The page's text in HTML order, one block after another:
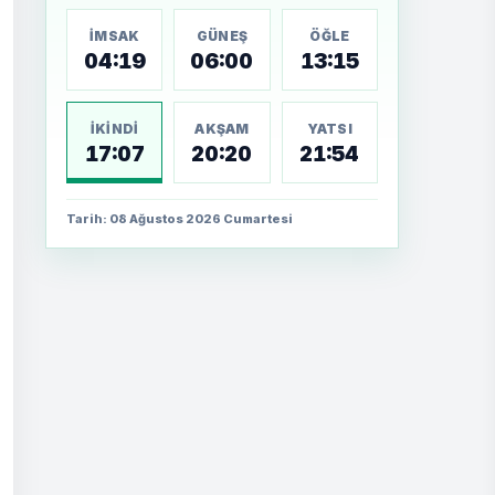
İMSAK
04:19
GÜNEŞ
06:00
ÖĞLE
13:15
İKINDI
17:07
AKŞAM
20:20
YATSI
21:54
Tarih: 08 Ağustos 2026 Cumartesi